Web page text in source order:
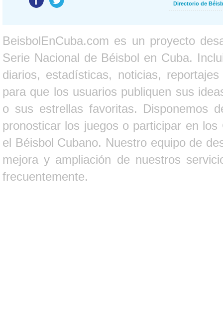
Directorio de
BeisbolEnCuba.com es un proyecto
Serie Nacional de Béisbol en Cuba.
diarios, estadísticas, noticias,
para que los usuarios publiquen sus
o sus estrellas favoritas. Disponemos
pronosticar los juegos o participar en
el Béisbol Cubano. Nuestro equipo de
mejora y ampliación de nuestros
frecuentemente.